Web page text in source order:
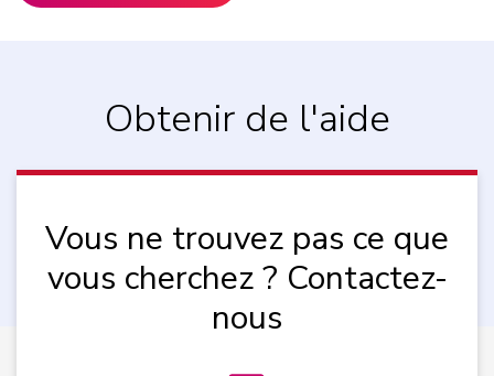
Obtenir de l'aide
Vous ne trouvez pas ce que
vous cherchez ? Contactez-
nous